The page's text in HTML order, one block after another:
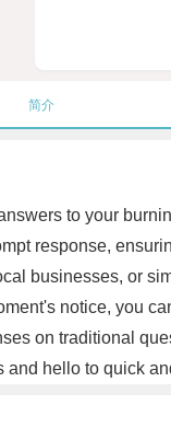
简介
to your
response,
businesses, or
notice, you
on traditional
and hello to quick